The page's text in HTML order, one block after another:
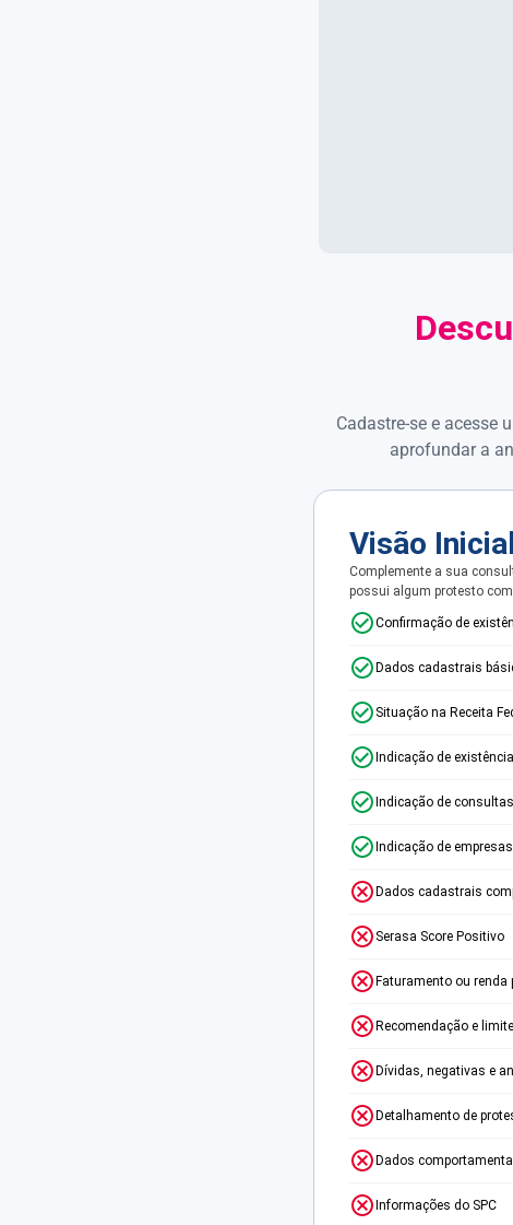
Cadastre-se e acesse
aprofundar a
Visão Inicial
Complemente a sua
possui algum protesto
Confirmação de
Dados cadastrais
Situação na Receita
Indicação de
Indicação de
Indicação de
Dados cadastrais
Serasa Score Positivo
Faturamento ou renda
Recomendação e
Dívidas, negativas e
Detalhamento de
Dados
Informações do SPC